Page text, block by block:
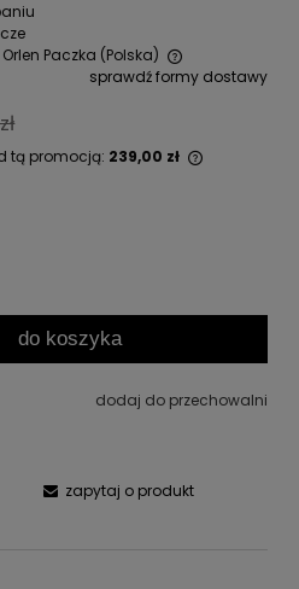
Paczka (Polska)
kosztów płatności
sprawdź formy dostawy
tą promocją: 239,00 zł
do koszyka
dodaj do przechowalni
zapytaj o produkt